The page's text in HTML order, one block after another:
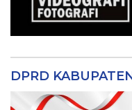
DPRD